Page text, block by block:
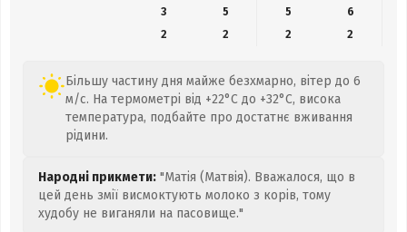
3
5 5
6
2
2 2 2
Більшу частину дня майже безхмарно, вітер до 6
м/с. На термометрі від +22°C до +32°C, висока
температура, подбайте про достатнє вживання
рідини.
Народні прикмети: "Матія (Матвія). Вважалося, що в
цей день змії висмоктують молоко з корів, тому
худобу не виганяли на пасовище."